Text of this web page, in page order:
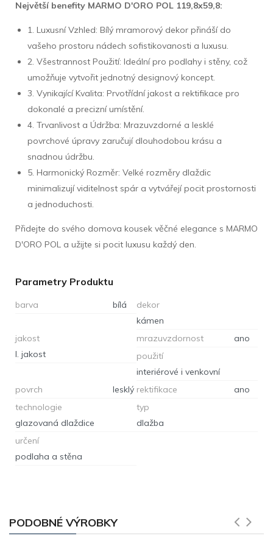
Největší benefity MARMO D'ORO POL 119,8x59,8:
1. Luxusní Vzhled: Bílý mramorový dekor přináší do
vašeho prostoru nádech sofistikovanosti a luxusu.
2. Všestrannost Použití: Ideální pro podlahy i stěny, což
umožňuje vytvořit jednotný designový koncept.
3. Vynikající Kvalita: Prvotřídní jakost a rektifikace pro
dokonalé a precizní umístění.
4. Trvanlivost a Údržba: Mrazuvzdorné a lesklé
povrchové úpravy zaručují dlouhodobou krásu a
snadnou údržbu.
5. Harmonický Rozměr: Velké rozměry dlaždic
minimalizují viditelnost spár a vytvářejí pocit prostornosti
a jednoduchosti.
Přidejte do svého domova kousek věčné elegance s MARMO
D'ORO POL a užijte si pocit luxusu každý den.
Parametry Produktu
barva bílá
dekor
kámen
jakost
I. jakost
mrazuvzdornost
ano
použití
interiérové i venkovní
povrch
lesklý rektifikace
ano
technologie
glazovaná dlaždice
typ
dlažba
určení
podlaha a stěna
PODOBNÉ VÝROBKY